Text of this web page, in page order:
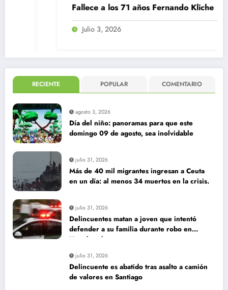
Fallece a los 71 años Fernando Kliche
Julio 3, 2026
RECIENTE POPULAR COMENTARIO
agosto 3, 2026
Día del niño: panoramas para que este
domingo 09 de agosto, sea inolvidable
julio 31, 2026
Más de 40 mil migrantes ingresan a Ceuta
en un día: al menos 34 muertos en la crisis.
julio 31, 2026
Delincuentes matan a joven que intentó
defender a su familia durante robo en
Huechuraba
julio 31, 2026
Delincuente es abatido tras asalto a camión
de valores en Santiago